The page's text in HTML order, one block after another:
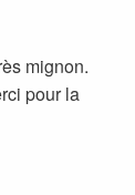
mignon.
pour la